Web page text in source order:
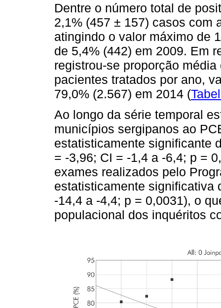
Dentre o número total de
2,1% (457 ± 157) casos com
atingindo o valor máximo de
de 5,4% (442) em 2009. Em
registrou-se proporção
pacientes tratados por ano,
79,0% (2.567) em 2014 (
Ao longo da série temporal
municípios sergipanos ao
estatisticamente significante
= -3,96; CI = -1,4 a -6,4; p =
exames realizados pelo
estatisticamente significativa
-14,4 a -4,4; p = 0,0031), o
populacional dos inquéritos